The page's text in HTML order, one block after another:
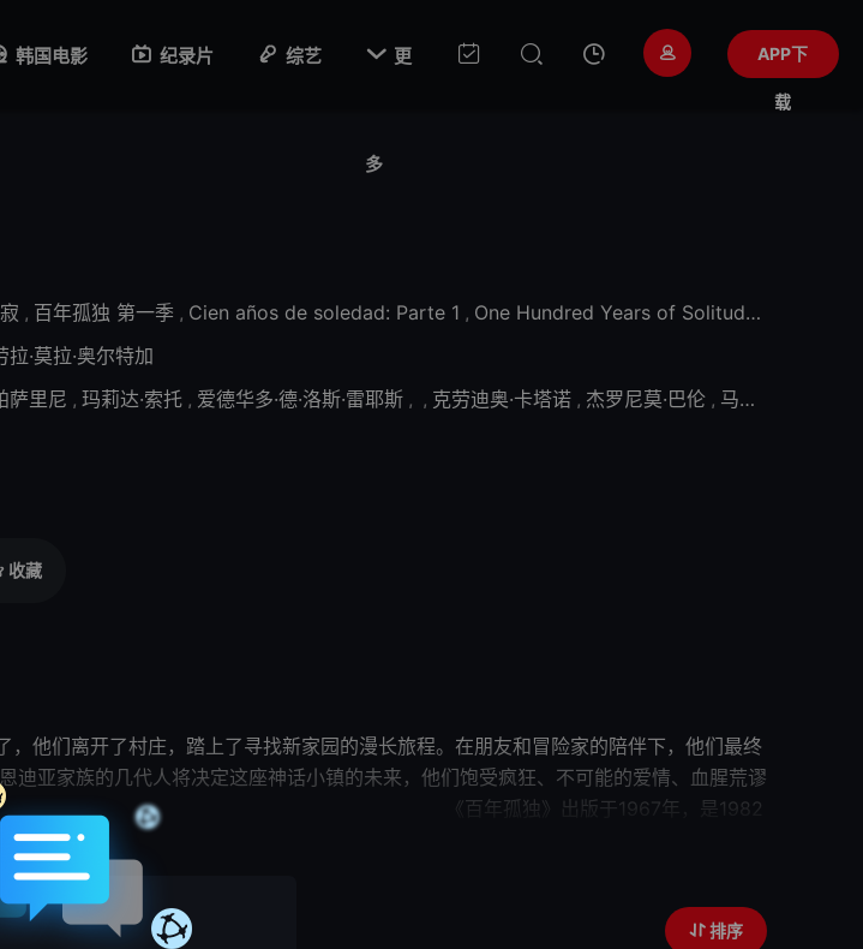
韩国电影 纪录片 综艺  更
多
APP下
载
, 百年孤独 第一季 , Cien años de soledad: Parte 1 , One Hundred Years of Solitude
拉·莫拉·奥尔特加
萨里尼 , 玛莉达·索托 , 爱德华多·德·洛斯·雷耶斯 , , 克劳迪奥·卡塔诺 , 杰罗尼莫·巴伦 , 马可·冈萨雷斯
收藏
他们离开了村庄，踏上了寻找新家园的漫长旅程。在朋友和冒险家的陪伴下， 他们最终
亚家族的几代人将决定这座神话小镇的未来， 他们饱受疯狂、不可能的爱情、血腥荒谬
《百年孤独》出版于1967年，是1982
裔美国文学和世界文学的杰作，获得了广泛的好评，销量超过5000万册，被翻译成40
 展开
排序